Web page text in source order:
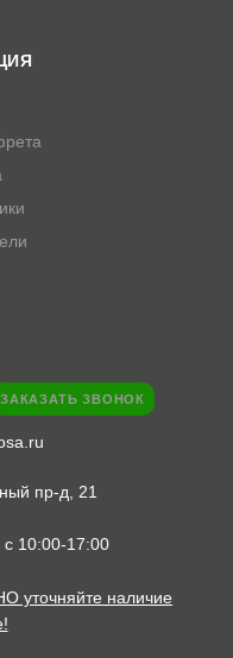
ЗАКАЗАТЬ ЗВОНОК
пр-д, 21
10:00-17:00
уточняйте наличие